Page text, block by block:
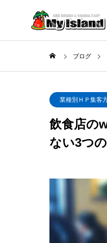
BLOG
ブログ
解体業がホ
に成功する8
ブログ
業種別ＨＰ集客
飲食店の
ない3つ